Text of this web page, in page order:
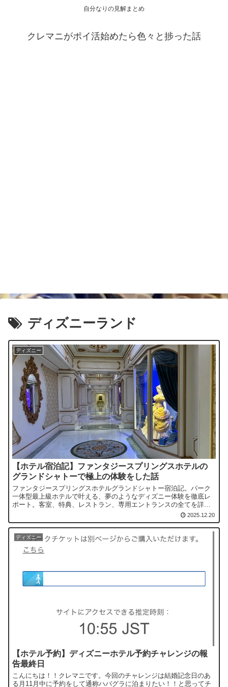
自分なりの見解まとめ
クレマニがポイ活始めたら色々と捗った話
ディズニーランド
ディズニー
【ホテル宿泊記】ファンタジースプリングスホテルの
グランドシャトーで極上の体験をした話
ファンタジースプリングスホテルグランドシャトー宿泊記。パーク
一体型最上級ホテルで叶える、夢のようなディズニー体験を徹底レ
ポート。客室、特典、レストラン、専用エントランスの全てを詳し
2025.12.20
ディズニー
【ホテル予約】ディズニーホテル予約チャレンジの報
告最終日
こんにちは！！クレマニです。今回のチャレンジは結婚記念日のあ
る月11月中に予約をして通称ハバグラに泊まりたい！！と思ってチ